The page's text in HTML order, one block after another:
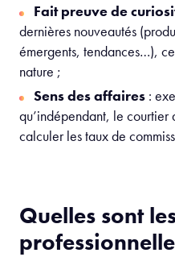
Fait preuve de
dernières nouveautés
émergents, tendances…),
nature ;
Sens des affaires :
qu’indépendant, le courtier
calculer les taux de
Quelles sont